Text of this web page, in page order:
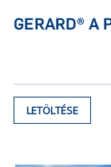
GERARD® A
LETÖLTÉSE